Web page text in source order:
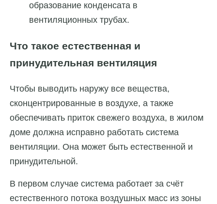
образование конденсата в
вентиляционных трубах.
Что такое естественная и
принудительная вентиляция
Чтобы выводить наружу все вещества,
сконцентрированные в воздухе, а также
обеспечивать приток свежего воздуха, в жилом
доме должна исправно работать система
вентиляции. Она может быть естественной и
принудительной.
В первом случае система работает за счёт
естественного потока воздушных масс из зоны